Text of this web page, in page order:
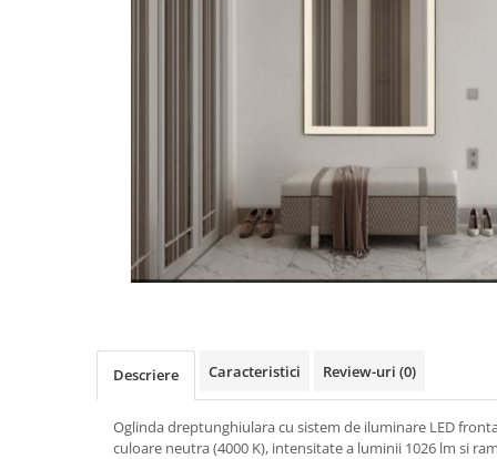
Descriere Caracteristici Review-uri (0)
Oglinda dreptunghiulara cu sistem de iluminare LED
culoare neutra (4000 K), intensitate a luminii 1026 lm si